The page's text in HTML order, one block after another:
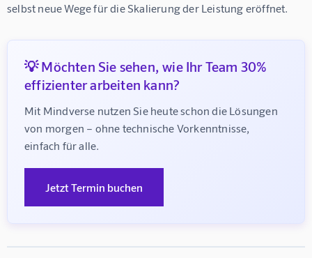
selbst neue Wege für die Skalierung der Leistung eröffnet.
💡 Möchten Sie sehen, wie Ihr Team 30%
effizienter arbeiten kann?
Mit Mindverse nutzen Sie heute schon die Lösungen
von morgen – ohne technische Vorkenntnisse,
einfach für alle.
Jetzt Termin buchen